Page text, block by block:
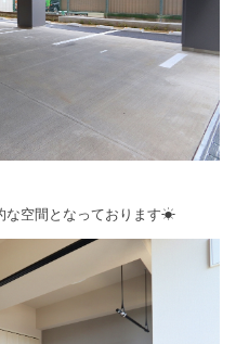
な空間となっております☀